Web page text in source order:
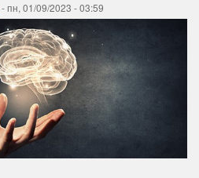
-пн, 01/09/2023 - 03:59